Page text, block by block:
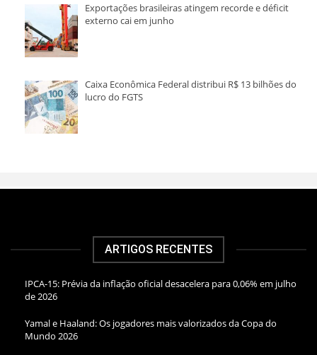
Exportações brasileiras atingem recorde e déficit
externo cai em junho
Caixa Econômica Federal distribui R$ 13 bilhões do
lucro do FGTS
ARTIGOS RECENTES
IPCA-15: Prévia da inflação oficial desacelera para 0,06% em julho
de 2026
Yamal e Haaland: Os jogadores mais valorizados da Copa do
Mundo 2026